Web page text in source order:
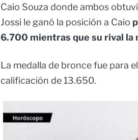
Caio Souza donde ambos
Jossi le ganó la posición a Caio
6.700 mientras que su rival
La medalla de bronce fue para
calificación de 13.650.